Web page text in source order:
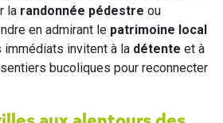
la randonnée pédestre ou
en admirant le patrimoine local
immédiats invitent à la détente et à
bucoliques pour reconnecter